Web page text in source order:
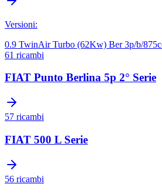
Versioni:
0.9 TwinAir Turbo (62Kw) Ber 3p/b/
61 ricambi
FIAT Punto Berlina 5p 2° Serie
57 ricambi
FIAT 500 L Serie
56 ricambi